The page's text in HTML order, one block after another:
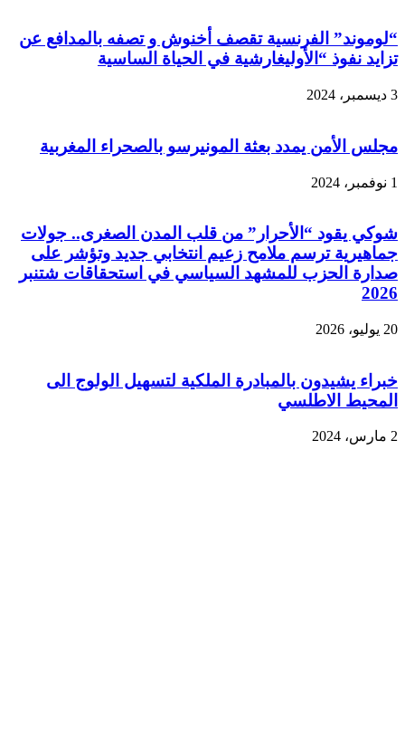
“لوموند” الفرنسية تقصف أخنوش و تصفه بالمدافع عن
تزايد نفوذ “الأوليغارشية في الحياة الساسية
3 ديسمبر، 2024
مجلس الأمن يمدد بعثة المونيرسو بالصحراء المغربية
1 نوفمبر، 2024
شوكي يقود “الأحرار” من قلب المدن الصغرى.. جولات
جماهيرية ترسم ملامح زعيم انتخابي جديد وتؤشر على
صدارة الحزب للمشهد السياسي في استحقاقات شتنبر
2026
20 يوليو، 2026
خبراء يشيدون بالمبادرة الملكية لتسهيل الولوج الى
المحيط الاطلسي
2 مارس، 2024